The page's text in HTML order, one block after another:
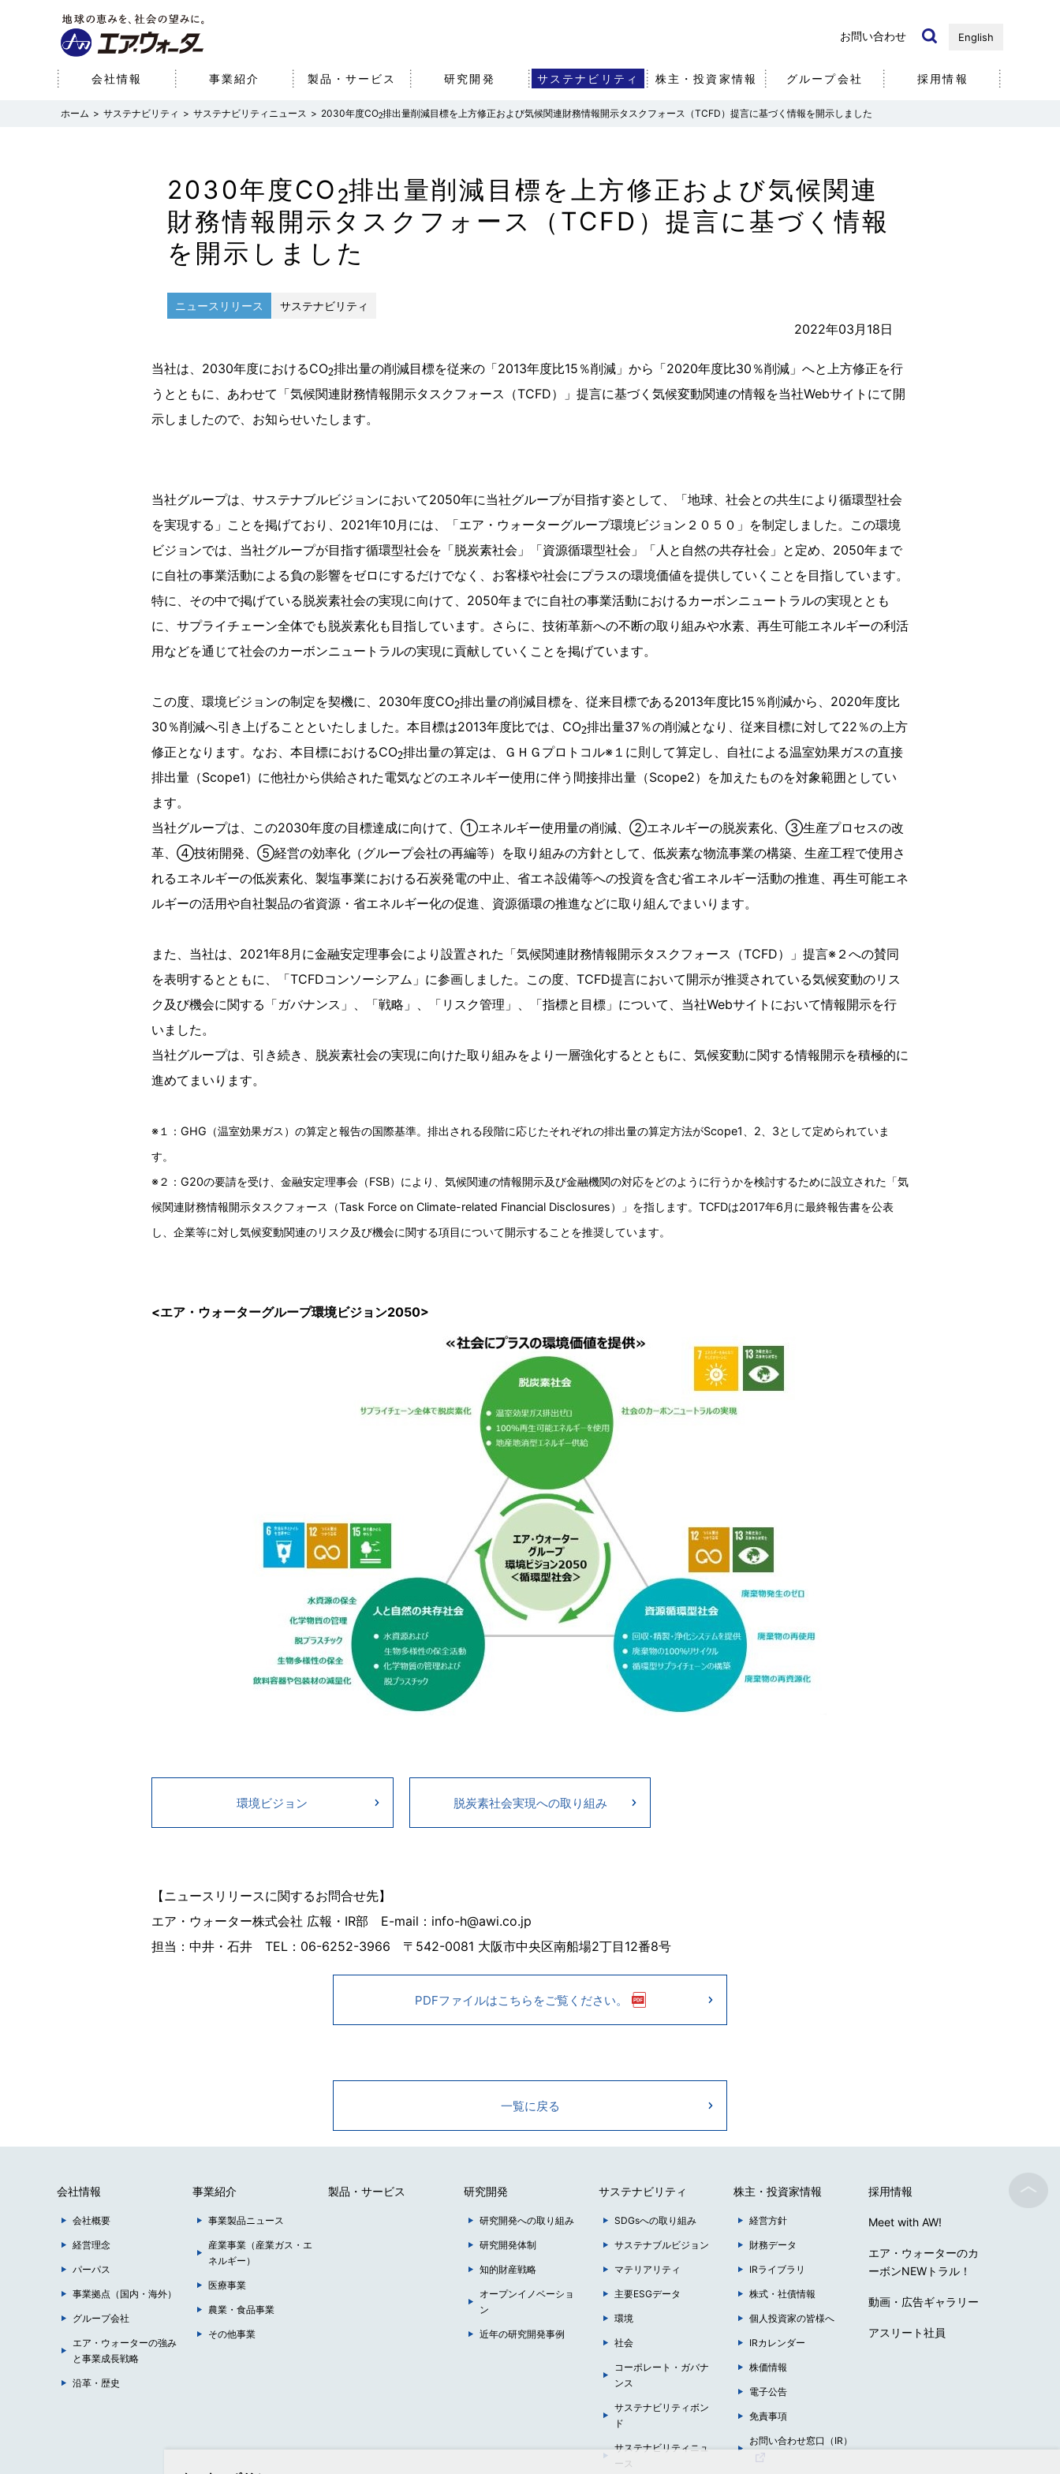
サステナビリティ サステナビリティニュース 2030年度CO 2
排出量削減目標を上方修正および気候関連財務情報開示タスクフォース（TCFD）提言に基づく情報を開示しました
2030年度CO
2
排出量削減目標を上方修正および気候関連
財務情報開示タスクフォース（TCFD）提言に基づく情報
を開示しました
ニュースリリース サステナビリティ
2022年03月18日
当社は、2030年度におけるCO 2
排出量の削減目標を従来の「2013年度比15％削減」から「2020年度比30％削減」へと上方修正を行
うとともに、あわせて「気候関連財務情報開示タスクフォース（TCFD）」提言に基づく気候変動関連の情報を当社Webサイトにて開
示しましたので、お知らせいたします。
当社グループは、サステナブルビジョンにおいて2050年に当社グループが目指す姿として、「地球、社会との共生により循環型社会
を実現する」ことを掲げており、2021年10月には、「エア・ウォーターグループ環境ビジョン２０５０」を制定しました。この環境
ビジョンでは、当社グループが目指す循環型社会を「脱炭素社会」「資源循環型社会」「人と自然の共存社会」と定め、2050年まで
に自社の事業活動による負の影響をゼロにするだけでなく、お客様や社会にプラスの環境価値を提供していくことを目指しています。
特に、その中で掲げている脱炭素社会の実現に向けて、2050年までに自社の事業活動におけるカーボンニュートラルの実現ととも
に、サプライチェーン全体でも脱炭素化も目指しています。さらに、技術革新への不断の取り組みや水素、再生可能エネルギーの利活
用などを通じて社会のカーボンニュートラルの実現に貢献していくことを掲げています。
この度、環境ビジョンの制定を契機に、2030年度CO 2
排出量の削減目標を、従来目標である2013年度比15％削減から、2020年度比
30％削減へ引き上げることといたしました。本目標は2013年度比では、CO 2
排出量37％の削減となり、従来目標に対して22％の上方
修正となります。なお、本目標におけるCO 2
排出量の算定は、ＧＨＧプロトコル※１に則して算定し、自社による温室効果ガスの直接
排出量（Scope1）に他社から供給された電気などのエネルギー使用に伴う間接排出量（Scope2）を加えたものを対象範囲としてい
ます。
当社グループは、この2030年度の目標達成に向けて、①エネルギー使用量の削減、②エネルギーの脱炭素化、③生産プロセスの改
革、④技術開発、⑤経営の効率化（グループ会社の再編等）を取り組みの方針として、低炭素な物流事業の構築、生産工程で使用さ
れるエネルギーの低炭素化、製塩事業における石炭発電の中止、省エネ設備等への投資を含む省エネルギー活動の推進、再生可能エネ
ルギーの活用や自社製品の省資源・省エネルギー化の促進、資源循環の推進などに取り組んでまいります。
また、当社は、2021年8月に金融安定理事会により設置された「気候関連財務情報開示タスクフォース（TCFD）」提言※２への賛同
を表明するとともに、「TCFDコンソーシアム」に参画しました。この度、TCFD提言において開示が推奨されている気候変動のリス
ク及び機会に関する「ガバナンス」、「戦略」、「リスク管理」、「指標と目標」について、当社Webサイトにおいて情報開示を行
いました。
当社グループは、引き続き、脱炭素社会の実現に向けた取り組みをより一層強化するとともに、気候変動に関する情報開示を積極的に
進めてまいります。
※１：GHG（温室効果ガス）の算定と報告の国際基準。排出される段階に応じたそれぞれの排出量の算定方法がScope1、2、3として定められていま
す。
※２：G20の要請を受け、金融安定理事会（FSB）により、気候関連の情報開示及び金融機関の対応をどのように行うかを検討するために設立された「気
候関連財務情報開示タスクフォース（Task Force on Climate-related Financial Disclosures）」を指します。TCFDは2017年6月に最終報告書を公表
し、企業等に対し気候変動関連のリスク及び機会に関する項目について開示することを推奨しています。
<エア・ウォーターグループ環境ビジョン2050>
環境ビジョン 脱炭素社会実現への取り組み
【ニュースリリースに関するお問合せ先】
エア・ウォーター株式会社 広報・IR部 E-mail：info-h@awi.co.jp
担当：中井・石井 TEL：06-6252-3966 〒542-0081 大阪市中央区南船場2丁目12番8号
PDFファイルはこちらをご覧ください。
一覧に戻る
お問い合わせ English
役員一覧
組織図
エア・ウォーターの強みと
事業成長戦略
グループ会社
アスリート社員
5分で分かる
会社情報 事業紹介 製品・サービス 研究開発
社会
コーポレート・ガバナンス
サステナビリティ 株主・投資家情報 グループ会社 採用情報
会社情報
会社概要
経営理念
パーパス
事業拠点（国内・海外）
グループ会社
エア・ウォーターの強み
と事業成長戦略
沿革・歴史
事業紹介
事業製品ニュース
産業事業（産業ガス・エ
ネルギー）
医療事業
農業・食品事業
その他事業
製品・サービス 研究開発
研究開発への取り組み
研究開発体制
知的財産戦略
オープンイノベーショ
ン
近年の研究開発事例
サステナビリティ
SDGsへの取り組み
サステナブルビジョン
マテリアリティ
主要ESGデータ
環境
社会
コーポレート・ガバナ
ンス
サステナビリティボン
ド
サステナビリティニュ
ース
株主・投資家情報
経営方針
財務データ
IRライブラリ
株式・社債情報
個人投資家の皆様へ
IRカレンダー
株価情報
電子公告
免責事項
お問い合わせ窓口（IR）
採用情報
Meet with AW!
エア・ウォーターのカ
ーボンNEWトラル！
動画・広告ギャラリー
アスリート社員